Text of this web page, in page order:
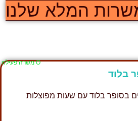
המלא שלנו
Ο משרה פעילה
בלוד
בסופר בלוד עם שעות מפוצלות